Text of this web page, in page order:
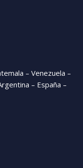
– Venezuela –
– España –